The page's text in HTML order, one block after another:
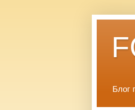
Блог